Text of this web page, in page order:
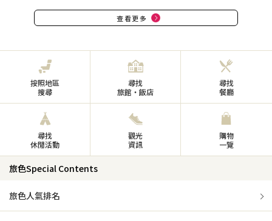
查看更多
按照地區
搜尋
尋找
旅館・飯店
尋找
餐廳
尋找
休閒活動
觀光
資訊
購物
一覽
旅色Special Contents
旅色人氣排名